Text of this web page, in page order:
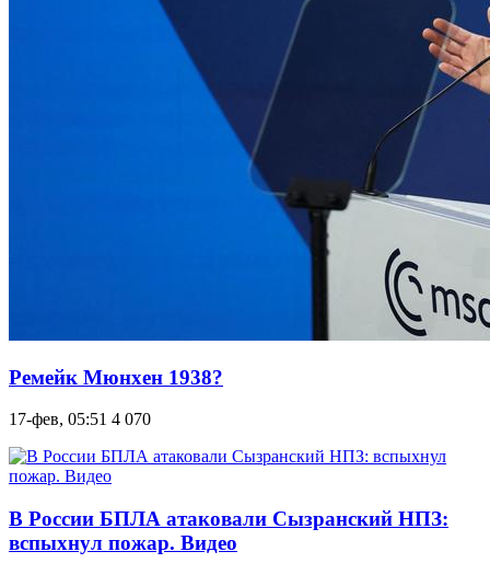
Ремейк Мюнхен 1938?
17-фев, 05:51 4 070
В России БПЛА атаковали Сызранский НПЗ:
вспыхнул пожар. Видео